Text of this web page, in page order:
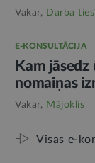
Vakar, Darba
E-KONSULTĀCIJA
Kam
nomaiņas
Vakar, Mājoklis
Visas e-